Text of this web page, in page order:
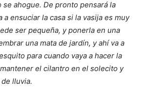
se ahogue. De pronto pensará la
a ensuciar la casa si la vasija es muy
ser pequeña, y ponerla en una
una mata de jardín, y ahí va a
para cuando vaya a hacer la
el cilantro en el solecito y
lluvia.